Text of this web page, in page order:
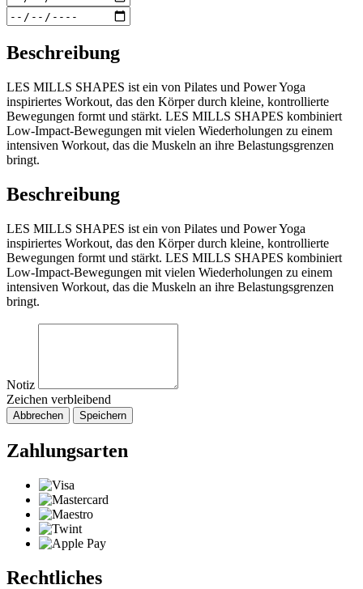
Beschreibung
LES MILLS SHAPES ist ein von Pilates und Power Yoga
inspiriertes Workout, das den Körper durch kleine, kontrollierte
Bewegungen formt und stärkt. LES MILLS SHAPES kombiniert
Low-Impact-Bewegungen mit vielen Wiederholungen zu einem
intensiven Workout, das die Muskeln an ihre Belastungsgrenzen
bringt.
Beschreibung
LES MILLS SHAPES ist ein von Pilates und Power Yoga
inspiriertes Workout, das den Körper durch kleine, kontrollierte
Bewegungen formt und stärkt. LES MILLS SHAPES kombiniert
Low-Impact-Bewegungen mit vielen Wiederholungen zu einem
intensiven Workout, das die Muskeln an ihre Belastungsgrenzen
bringt.
Notiz
Zeichen verbleibend
Abbrechen Speichern
Zahlungsarten
Rechtliches